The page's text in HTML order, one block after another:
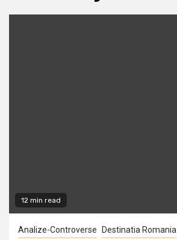
12 min read
Analize-Controverse Destinatia Romania